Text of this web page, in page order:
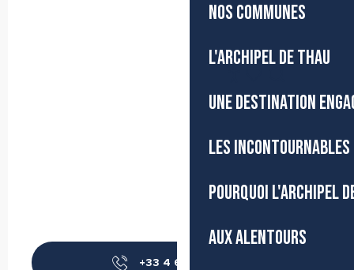
NOS COMMUNES
L'ARCHIPEL DE THAU
UNE DESTINATION
LES
POURQUOI L'ARCHIPEL
AUX ALENTOURS
Accessibilité
Voir les favoris
Recherche
+33 4 67 18 66